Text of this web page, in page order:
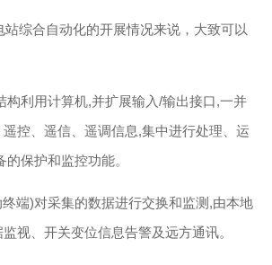
站综合自动化的开展情况来说，大致可以
构利用计算机,并扩展输入/输出接口,一并
控、遥信、遥调信息,集中进行处理、运
保护和监控功能。
端)对采集的数据进行交换和监测,由本地
视、开关变位信息告警及远方通讯。